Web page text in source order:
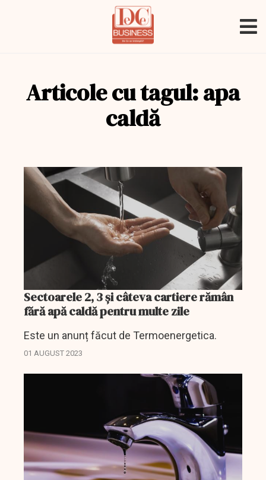
Articole cu tagul: apa
caldă
Sectoarele 2, 3 și câteva cartiere rămân
fără apă caldă pentru multe zile
Este un anunț făcut de Termoenergetica.
01 AUGUST 2023